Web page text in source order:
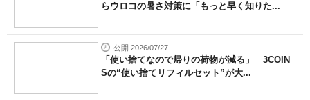
らウロコの暑さ対策に「もっと早く知りた...
公開 2026/07/27
「使い捨てなので帰りの荷物が減る」 3COIN
Sの“使い捨てリフィルセット”が大...